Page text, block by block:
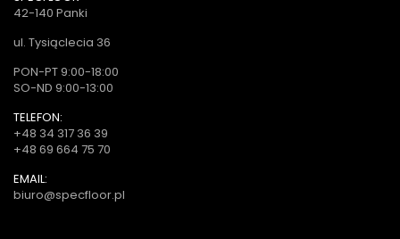
42-140 Panki
ul. Tysiąclecia 36
PON-PT 9:00-18:00
SO-ND 9:00-13:00
TELEFON:
+48 34 317 36 39
+48 69 664 75 70
EMAIL:
biuro@specfloor.pl